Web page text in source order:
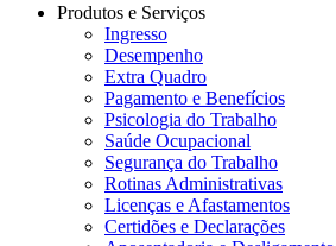
Produtos e Serviços
Ingresso
Desempenho
Extra Quadro
Pagamento e Benefícios
Psicologia do Trabalho
Saúde Ocupacional
Segurança do Trabalho
Rotinas Administrativas
Licenças e Afastamentos
Certidões e Declarações